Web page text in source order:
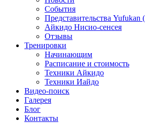
События
Представительства Yufukan
Айкидо Нисио-сенсея
Отзывы
Тренировки
Начинающим
Расписание и стоимость
Техники Айкидо
Техники Иайдо
Видео-поиск
Галерея
Блог
Контакты